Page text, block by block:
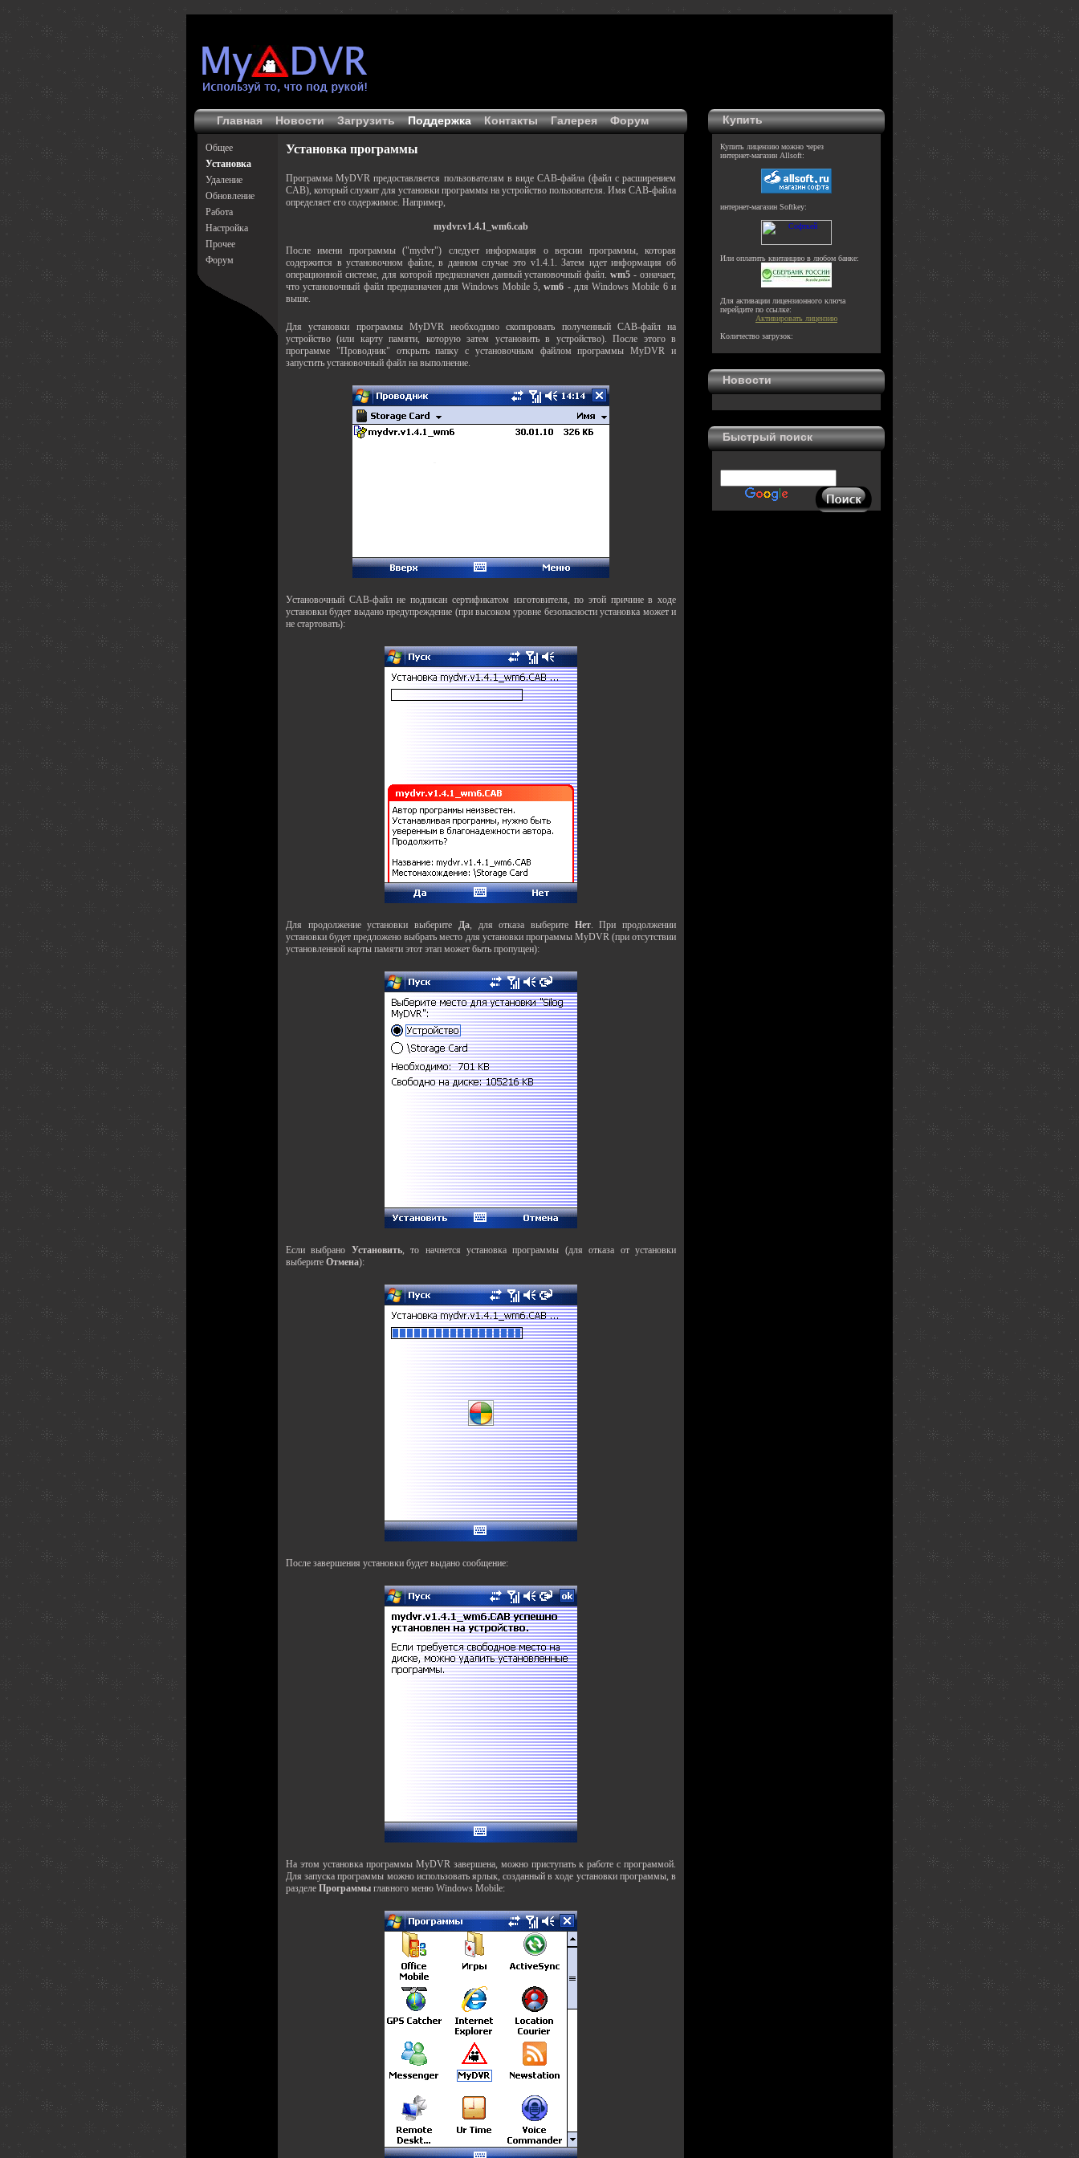
Главная Новости Загрузить Поддержка Контакты Галерея Форум
Общее
Установка
Удаление
Обновление
Работа
Настройка
Прочее
Форум
Установка программы
Программа MyDVR предоставляется пользователям в виде CAB-файла (файл с расширением
CAB), который служит для установки программы на устройство пользователя. Имя CAB-файла
определяет его содержимое. Например,
mydvr.v1.4.1_wm6.cab
После имени программы ("mydvr") следует информация о версии программы, которая
содержится в установочном файле, в данном случае это v1.4.1. Затем идет информация об
операционной системе, для которой предназначен данный установочный файл.wm5 - означает,
что установочный файл предназначен для Windows Mobile 5,wm6 - для Windows Mobile 6 и
выше.
Для установки программы MyDVR необходимо скопировать полученный CAB-файл на
устройство (или карту памяти, которую затем установить в устройство). После этого в
программе "Проводник" открыть папку с установочным файлом программы MyDVR и
запустить установочный файл на выполнение.
Установочный CAB-файл не подписан сертификатом изготовителя, по этой причине в ходе
установки будет выдано предупреждение (при высоком уровне безопасности установка может и
не стартовать):
Для продолжение установки выберите Да, для отказа выберите Нет. При продолжении
установки будет предложено выбрать место для установки программы MyDVR (при отсутствии
установленной карты памяти этот этап может быть пропущен):
Если выбрано Установить, то начнется установка программы (для отказа от установки
выберите Отмена):
После завершения установки будет выдано сообщение:
На этом установка программы MyDVR завершена, можно приступать к работе с программой.
Для запуска программы можно использовать ярлык, созданный в ходе установки программы, в
разделе Программы главного меню Windows Mobile:
Купить
Купить лицензию можно через
интернет-магазин Allsoft:
интернет-магазин Softkey:
Или оплатить квитанцию в любом банке:
Для активации лицензионного ключа
перейдите по ссылке:
Активировать лицензию
Количество загрузок:
Новости
Быстрый поиск